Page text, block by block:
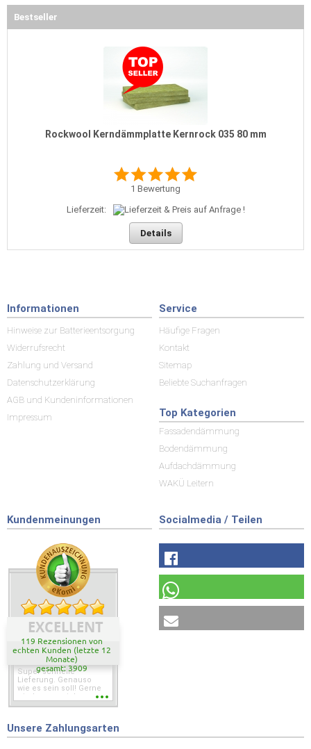
Bestseller
Rockwool Kerndämmplatte Kernrock 035 80 mm
1 Bewertung
Lieferzeit:
Details
Informationen
Hinweise zur Batterieentsorgung
Widerrufsrecht
Zahlung und Versand
Datenschutzerklärung
AGB und Kundeninformationen
Impressum
Service
Häufige Fragen
Kontakt
Sitemap
Beliebte Suchanfragen
Top Kategorien
Fassadendämmung
Bodendämmung
Aufdachdämmung
WAKÜ Leitern
Kundenmeinungen
EXCELLENT
119 Rezensionen von
echten Kunden (letzte 12
Monate)
gesamt: 3909
Super schnelle
Lieferung. Genauso
wie es sein soll! Gerne
wieder wenn ich was
Socialmedia / Teilen
Unsere Zahlungsarten